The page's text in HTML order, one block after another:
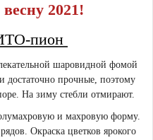
2021!
пион
шаровидной фомой
достаточно прочные, поэтому
На зиму стебли отмирают.
и махровую форму.
Окраска цветков ярокого